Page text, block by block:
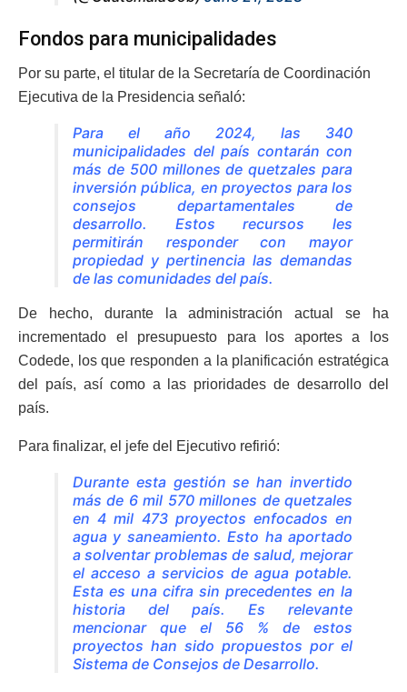
Fondos para municipalidades
Por su parte, el titular de la Secretaría de Coordinación
Ejecutiva de la Presidencia señaló:
Para el año 2024, las 340
municipalidades del país contarán con
más de 500 millones de quetzales para
inversión pública, en proyectos para los
consejos departamentales de
desarrollo. Estos recursos les
permitirán responder con mayor
propiedad y pertinencia las demandas
de las comunidades del país.
De hecho, durante la administración actual se ha
incrementado el presupuesto para los aportes a los
Codede, los que responden a la planificación estratégica
del país, así como a las prioridades de desarrollo del
país.
Para finalizar, el jefe del Ejecutivo refirió:
Durante esta gestión se han invertido
más de 6 mil 570 millones de quetzales
en 4 mil 473 proyectos enfocados en
agua y saneamiento. Esto ha aportado
a solventar problemas de salud, mejorar
el acceso a servicios de agua potable.
Esta es una cifra sin precedentes en la
historia del país. Es relevante
mencionar que el 56 % de estos
proyectos han sido propuestos por el
Sistema de Consejos de Desarrollo.